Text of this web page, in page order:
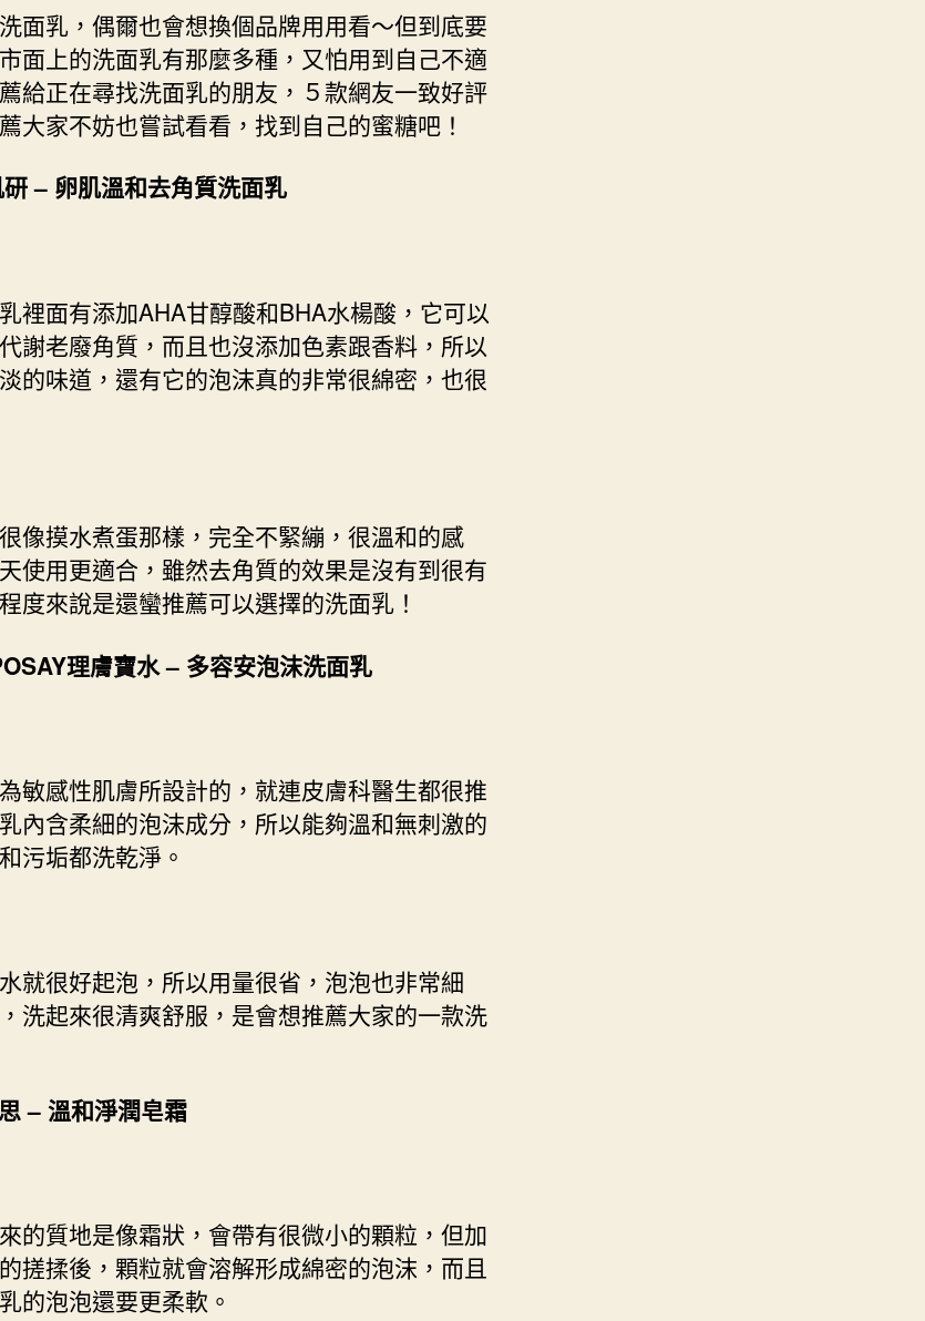
日
期
面乳，偶爾也會想換個品牌用用看～但到底要
面上的洗面乳有那麼多種，又怕用到自己不適
給正在尋找洗面乳的朋友，５款網友一致好評
大家不妨也嘗試看看，找到自己的蜜糖吧！
– 卵肌溫和去角質洗面乳
裡面有添加AHA甘醇酸和BHA水楊酸，它可以
謝老廢角質，而且也沒添加色素跟香料，所以
的味道，還有它的泡沫真的非常很綿密，也很
像摸水煮蛋那樣，完全不緊繃，很溫和的感
使用更適合，雖然去角質的效果是沒有到很有
度來說是還蠻推薦可以選擇的洗面乳！
理膚寶水– 多容安泡沫洗面乳
敏感性肌膚所設計的，就連皮膚科醫生都很推
內含柔細的泡沫成分，所以能夠溫和無刺激的
污垢都洗乾淨。
就很好起泡，所以用量很省，泡泡也非常細
洗起來很清爽舒服，是會想推薦大家的一款洗
– 溫和淨潤皂霜
的質地是像霜狀，會帶有很微小的顆粒，但加
搓揉後，顆粒就會溶解形成綿密的泡沫，而且
的泡泡還要更柔軟。